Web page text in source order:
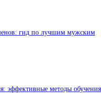
гид по лучшим мужским
эффективные методы